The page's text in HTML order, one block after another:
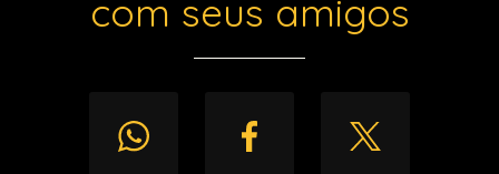
com seus amigos